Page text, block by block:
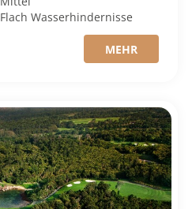
FlachWasserhindernisse
MEHR